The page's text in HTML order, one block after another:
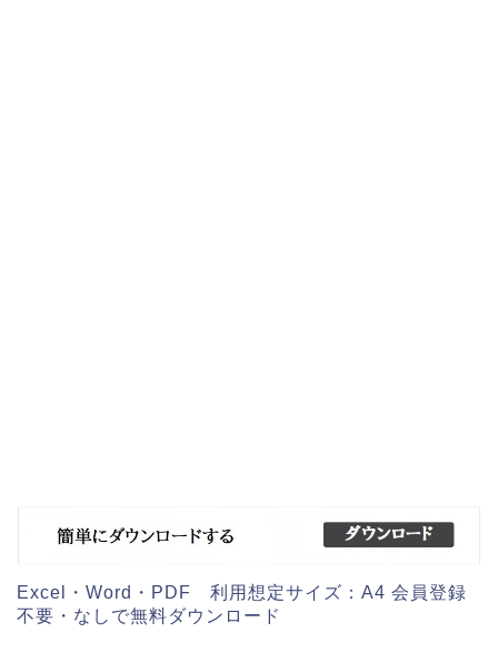
Excel・Word・PDF 利用想定サイズ：A4 会員登録
不要・なしで無料ダウンロード